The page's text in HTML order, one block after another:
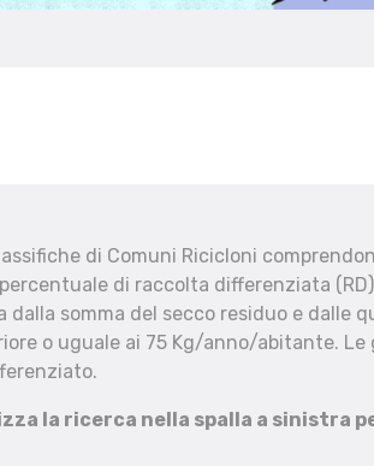
di Comuni Ricicloni
di raccolta differenziata
dalla somma del secco residuo e dalle
o uguale ai 75 Kg/anno/abitante.
la ricerca nella spalla a sinistra